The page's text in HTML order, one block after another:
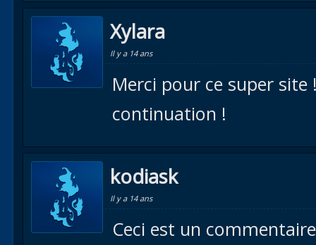
Xylara
Il y a 14 ans
Merci pour ce super
continuation !
kodiask
Il y a 14 ans
Ceci est un